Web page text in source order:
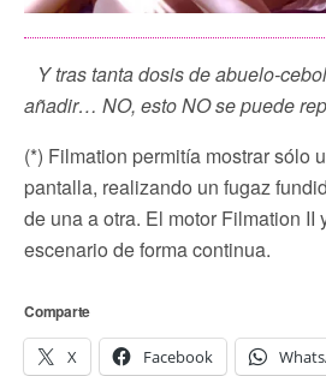
Y tras tanta dosis de abuelo-
añadir… NO, esto NO se puede
(*) Filmation permitía mostrar sólo
pantalla, realizando un fugaz
de una a otra. El motor Filmation II
escenario de forma continua.
Comparte
X Facebook